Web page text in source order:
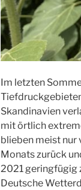
Im letzten
Skandinavien
mit örtlich
blieben meist nur
Monats zurück
2021 geringfügig
Deutsche